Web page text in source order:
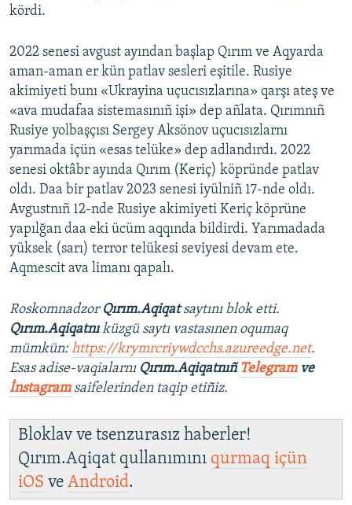
kördi.
2022 senesi avgust ayından başlap Qırım ve Aqyarda
aman-aman er kün patlav sesleri eşitile. Rusiye
akimiyeti bunı «Ukrayina uçucısızlarına» qarşı ateş ve
«ava mudafaa sistemasınıñ işi» dep añlata. Qırımnıñ
Rusiye yolbaşçısı Sergey Aksönov uçucısızlarnı
yarımada içün «esas telüke» dep adlandırdı. 2022
senesi oktâbr ayında Qırım (Keriç) köpründe patlav
oldı. Daa bir patlav 2023 senesi iyülniñ 17-nde oldı.
Avgustnıñ 12-nde Rusiye akimiyeti Keriç köprüne
yapılğan daa eki ücüm aqqında bildirdi. Yarımadada
yüksek (sarı) terror telükesi seviyesi devam ete.
Aqmescit ava limanı qapalı.
Roskomnadzor Qırım.Aqiqatsaytını blok etti.
Qırım.Aqiqatnıküzgü saytı vastasınen oqumaq
mümkün:https://krymrcriywdcchs.azureedge.net.
Esas adise-vaqialarnı Qırım.AqiqatnıñTelegramve
İnstagram saifelerinden taqip etiñiz.
Bloklav ve tsenzurasız haberler!
Qırım.Aqiqat qullanımını qurmaq içün
iOS ve Android.